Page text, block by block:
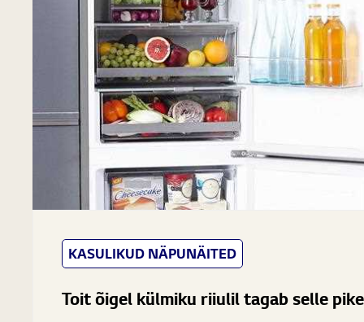
KASULIKUD NÄPUNÄITED
Toit õigel külmiku riiulil tagab selle